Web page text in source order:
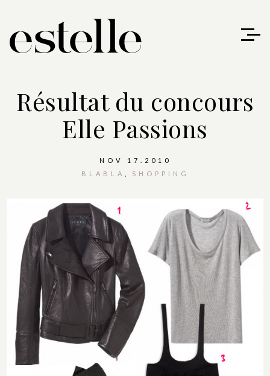
Résultat du concours
Elle Passions
NOV 17.2010
BLABLA
SHOPPING